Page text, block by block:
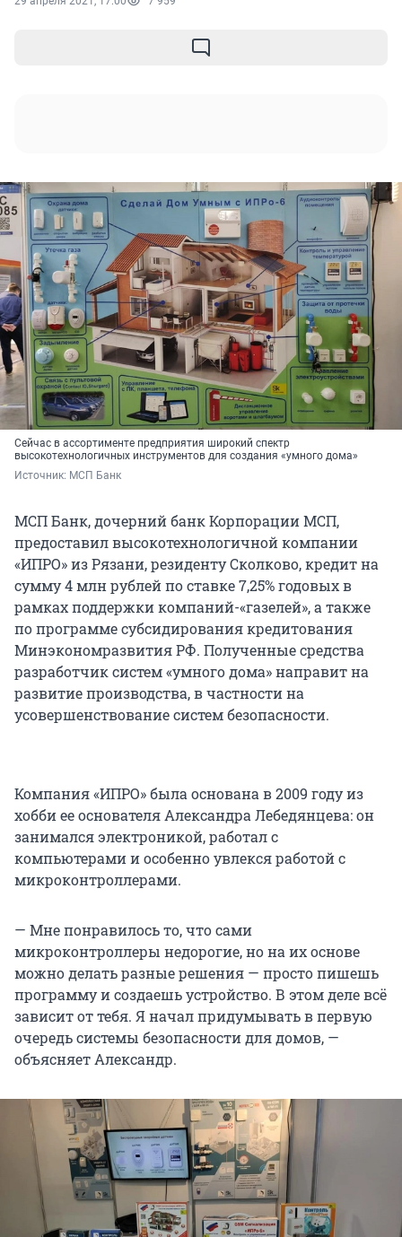
Сейчас в ассортименте предприятия широкий спектр
высокотехнологичных инструментов для создания «умного дома»
Источник: МСП Банк
МСП Банк, дочерний банк Корпорации МСП,
предоставил высокотехнологичной компании
«ИПРО» из Рязани, резиденту Сколково, кредит на
сумму 4 млн рублей по ставке 7,25% годовых в
рамках поддержки компаний-«газелей», а также
по программе субсидирования кредитования
Минэкономразвития РФ. Полученные средства
разработчик систем «умного дома» направит на
развитие производства, в частности на
усовершенствование систем безопасности.
Компания «ИПРО» была основана в 2009 году из
хобби ее основателя Александра Лебедянцева: он
занимался электроникой, работал с
компьютерами и особенно увлекся работой с
микроконтроллерами.
— Мне понравилось то, что сами
микроконтроллеры недорогие, но на их основе
можно делать разные решения — просто пишешь
программу и создаешь устройство. В этом деле всё
зависит от тебя. Я начал придумывать в первую
очередь системы безопасности для домов, —
объясняет Александр.